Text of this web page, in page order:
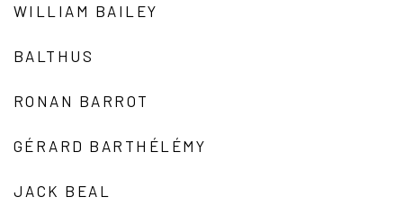
WILLIAM BAILEY
BALTHUS
RONAN BARROT
GÉRARD BARTHÉLÉMY
JACK BEAL